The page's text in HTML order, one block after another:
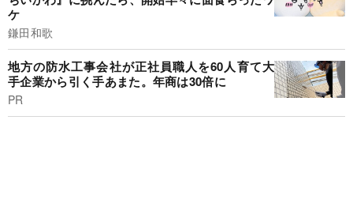
ケ
鎌田和歌
地方の防水工事会社が正社員職人を60人育て大
手企業から引く手あまた。年商は30倍に
PR